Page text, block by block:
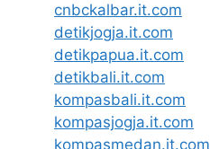
cnbckalbar.it.com
detikjogja.it.com
detikpapua.it.com
detikbali.it.com
kompasbali.it.com
kompasjogja.it.com
kompasmedan.it.com